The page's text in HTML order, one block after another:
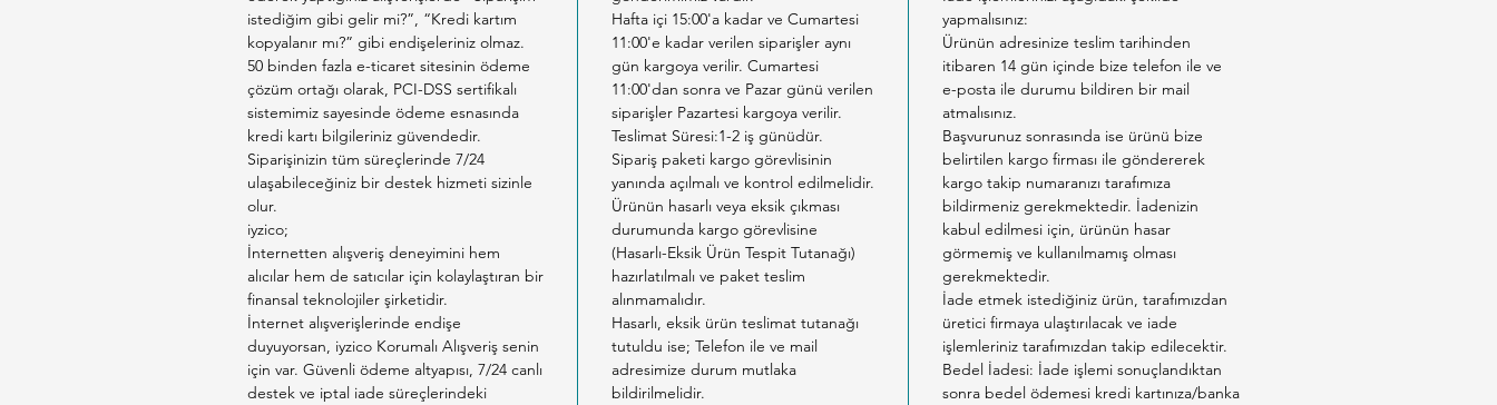
istediğim gibi gelir mi?”, “Kredi kartım
kopyalanır mı?” gibi endişeleriniz olmaz.
50 binden fazla e-ticaret sitesinin ödeme
çözüm ortağı olarak, PCI-DSS sertifikalı
sistemimiz sayesinde ödeme esnasında
kredi kartı bilgileriniz güvendedir.
Siparişinizin tüm süreçlerinde 7/24
ulaşabileceğiniz bir destek hizmeti sizinle
olur.
iyzico;
İnternetten alışveriş deneyimini hem
alıcılar hem de satıcılar için kolaylaştıran bir
finansal teknolojiler şirketidir.
İnternet alışverişlerinde endişe
duyuyorsan, iyzico Korumalı Alışveriş senin
için var. Güvenli ödeme altyapısı, 7/24 canlı
destek ve iptal iade süreçlerindeki
Hafta içi 15:00'a kadar ve Cumartesi
11:00'e kadar verilen siparişler aynı
gün kargoya verilir. Cumartesi
11:00'dan sonra ve Pazar günü verilen
siparişler Pazartesi kargoya verilir.
Teslimat Süresi:1-2 iş günüdür.
Sipariş paketi kargo görevlisinin
yanında açılmalı ve kontrol edilmelidir.
Ürünün hasarlı veya eksik çıkması
durumunda kargo görevlisine
(Hasarlı-Eksik Ürün Tespit Tutanağı)
hazırlatılmalı ve paket teslim
alınmamalıdır.
Hasarlı, eksik ürün teslimat tutanağı
tutuldu ise; Telefon ile ve mail
adresimize durum mutlaka
bildirilmelidir.
yapmalısınız:
Ürünün adresinize teslim tarihinden
itibaren 14 gün içinde bize telefon ile ve
e-posta ile durumu bildiren bir mail
atmalısınız.
Başvurunuz sonrasında ise ürünü bize
belirtilen kargo firması ile göndererek
kargo takip numaranızı tarafımıza
bildirmeniz gerekmektedir. İadenizin
kabul edilmesi için, ürünün hasar
görmemiş ve kullanılmamış olması
gerekmektedir.
İade etmek istediğiniz ürün, tarafımızdan
üretici firmaya ulaştırılacak ve iade
işlemleriniz tarafımızdan takip edilecektir.
Bedel İadesi: İade işlemi sonuçlandıktan
sonra bedel ödemesi kredi kartınıza/banka